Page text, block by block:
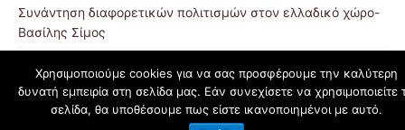
Συνάντηση διαφορετικών πολιτισμών στον ελλαδικό χώρο-
Βασίλης Σίμος
schoolpress.sch.gr
Χρησιμοποιούμε cookies για να σας προσφέρουμε την καλύτερη
δυνατή εμπειρία στη σελίδα μας. Εάν συνεχίσετε να χρησιμοποιείτε
σελίδα, θα υποθέσουμε πως είστε ικανοποιημένοι με αυτό.